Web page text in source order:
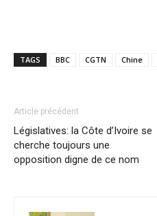
TAGS BBC CGTN Chine
Article précédent
Législatives: la Côte d’Ivoire se
cherche toujours une
opposition digne de ce nom